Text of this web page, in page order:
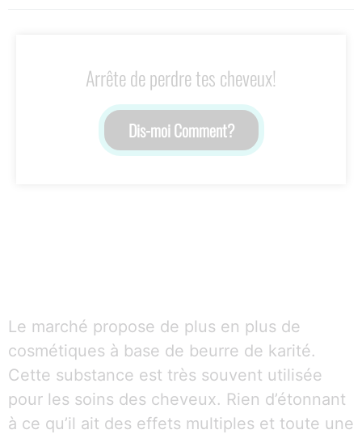
Arrête de perdre tes cheveux!
Dis-moi Comment?
Le marché propose de plus en plus de
cosmétiques à base de beurre de karité.
Cette substance est très souvent utilisée
pour les soins des cheveux. Rien d’étonnant
à ce qu’il ait des effets multiples et toute une